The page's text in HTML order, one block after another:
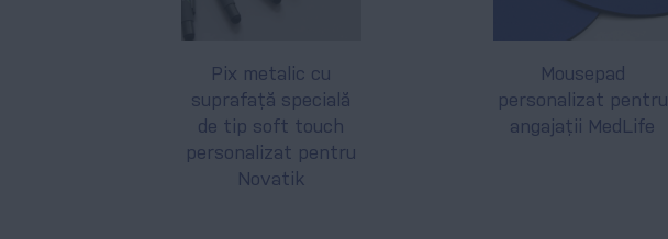
Pix metalic cu
suprafață specială
de tip soft touch
personalizat pentru
Novatik
Mousepad
personalizat pentru
angajații MedLife